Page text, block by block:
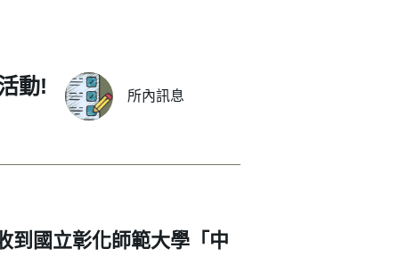
動! 所內訊息
到國立彰化師範大學「中